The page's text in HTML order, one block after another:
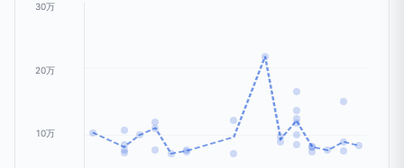
30万
20万
10万